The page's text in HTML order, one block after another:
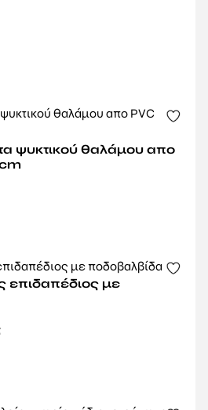
ψυκτικού θαλάμου απο
επιδαπέδιος με